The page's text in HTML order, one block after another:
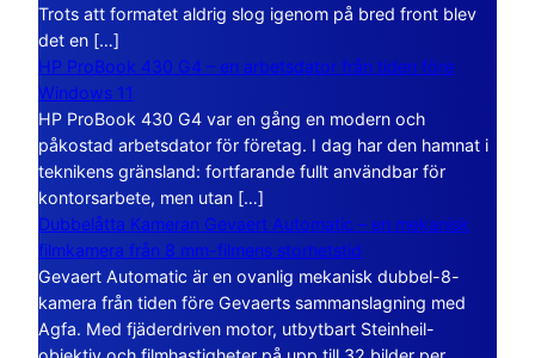
Trots att formatet aldrig slog igenom på bred front blev
det en […]
HP ProBook 430 G4 – en arbetsdator från tiden före
Windows 11
HP ProBook 430 G4 var en gång en modern och
påkostad arbetsdator för företag. I dag har den hamnat i
teknikens gränsland: fortfarande fullt användbar för
kontorsarbete, men utan […]
Dubbelåtta Kameran Gevaert Automatic – en mekanisk
filmkamera från 8 mm-filmens storhetstid
Gevaert Automatic är en ovanlig mekanisk dubbel-8-
kamera från tiden före Gevaerts sammanslagning med
Agfa. Med fjäderdriven motor, utbytbart Steinheil-